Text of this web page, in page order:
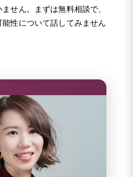
せん。まずは無料相談で、
性について話してみません